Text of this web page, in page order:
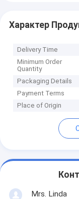
Характер
Delivery Time
Minimum Order
Quantity
Packaging Details
Payment Terms
Place of Origin
Mrs. Linda